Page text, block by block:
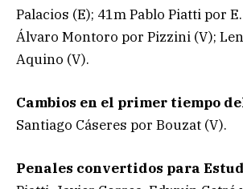
Palacios (E); 41m Pablo Piatti por
Álvaro Montoro por Pizzini (V);
Aquino (V).
Cambios en el primer tiempo
Santiago Cáseres por Bouzat (V).
Penales convertidos para